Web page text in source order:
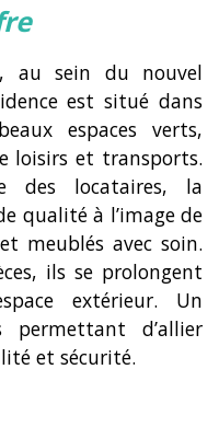
au sein du nouvel
est situé dans
espaces verts,
loisirs et transports.
des locataires, la
qualité à l’image de
meublés avec soin.
ils se prolongent
extérieur. Un
permettant d’allier
et sécurité.